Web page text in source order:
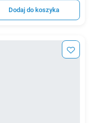
Dodaj do koszyka